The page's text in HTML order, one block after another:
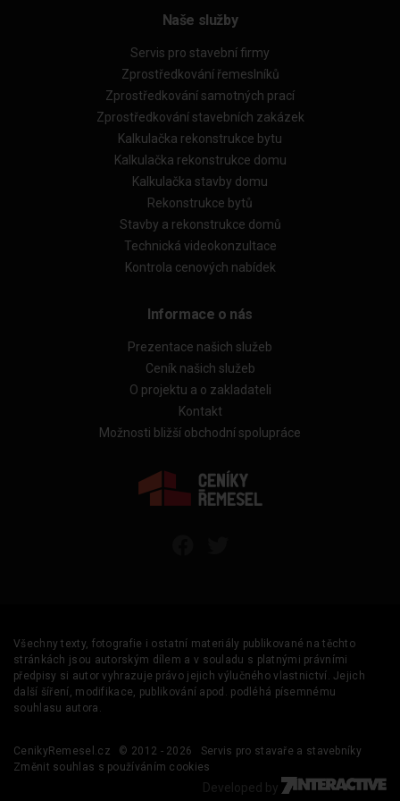
Naše služby
Servis pro stavební firmy
Zprostředkování řemeslníků
Zprostředkování samotných prací
Zprostředkování stavebních zakázek
Kalkulačka rekonstrukce bytu
Kalkulačka rekonstrukce domu
Kalkulačka stavby domu
Rekonstrukce bytů
Stavby a rekonstrukce domů
Technická videokonzultace
Kontrola cenových nabídek
Informace o nás
Prezentace našich služeb
Ceník našich služeb
O projektu a o zakladateli
Kontakt
Možnosti bližší obchodní spolupráce
Všechny texty, fotografie i ostatní materiály publikované na těchto
stránkách jsou autorským dílem a v souladu s platnými právními
předpisy si autor vyhrazuje právo jejich výlučného vlastnictví. Jejich
další šíření, modifikace, publikování apod. podléhá písemnému
souhlasu autora.
CenikyRemesel.cz © 2012 - 2026
Servis pro stavaře a stavebníky
Změnit souhlas s používáním cookies
Developed by